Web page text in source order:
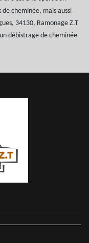
cheminée, mais aussi
34130, Ramonage Z.T
débistrage de cheminée